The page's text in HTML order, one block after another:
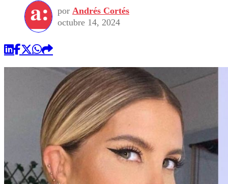
por Andrés Cortés
octubre 14, 2024